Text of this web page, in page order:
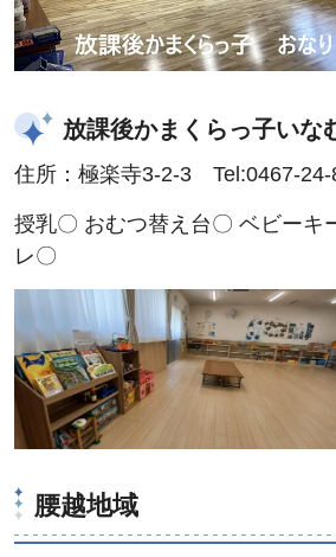
放課後かまくらっ子いな
住所：極楽寺3-2-3 Tel:0467-24-
授乳〇 おむつ替え台〇 ベビーキ
レ〇
腰越地域